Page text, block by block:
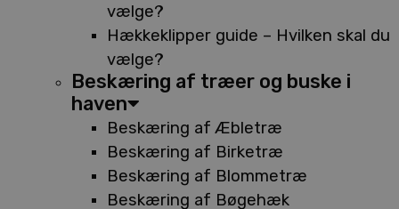
vælge?
Hækkeklipper guide – Hvilken skal du
vælge?
Beskæring af træer og buske i
haven
Beskæring af Æbletræ
Beskæring af Birketræ
Beskæring af Blommetræ
Beskæring af Bøgehæk